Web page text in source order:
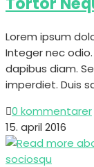
Lorem ipsum
Integer nec
dapibus diam.
imperdiet. Duis
0 kommentarer
15. april 2016